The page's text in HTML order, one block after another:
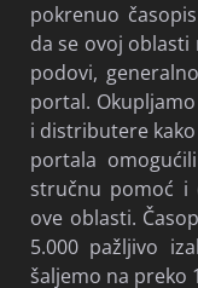
pokrenuo
da se ovoj oblasti
podovi,
portal.
i distributere
portala
stručnu pomoć i
ove oblasti.
5.000 pažljivo
šaljemo na preko